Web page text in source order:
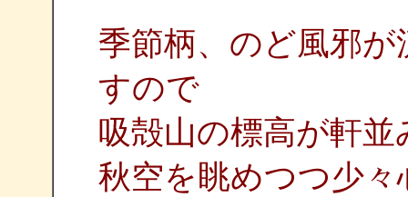
季節柄、のど風邪
すので
吸殻山の標高が軒
秋空を眺めつつ少